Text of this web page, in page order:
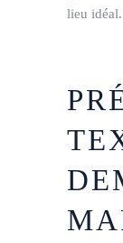
lieu idéal.